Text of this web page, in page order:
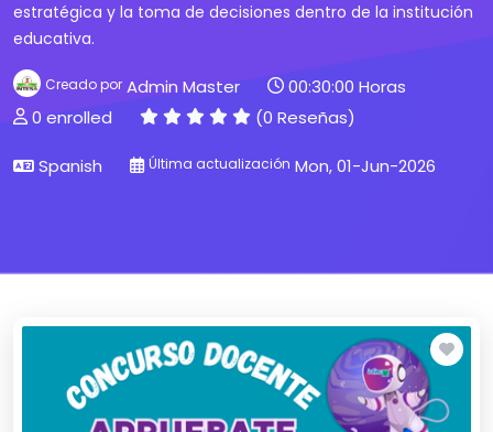
estratégica y la toma de decisiones dentro de la institución
educativa.
Creado por Admin Master
00:30:00 Horas
0 enrolled
(0 Reseñas)
Spanish Última actualización Mon, 01-Jun-2026